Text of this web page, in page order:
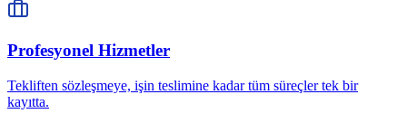
Profesyonel Hizmetler
Tekliften sözleşmeye, işin teslimine kadar tüm süreçler tek bir
kayıtta.